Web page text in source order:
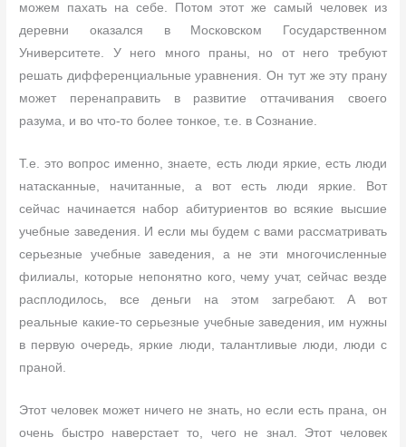
можем пахать на себе. Потом этот же самый человек из
деревни оказался в Московском Государственном
Университете. У него много праны, но от него требуют
решать дифференциальные уравнения. Он тут же эту прану
может перенаправить в развитие оттачивания своего
разума, и во что-то более тонкое, т.е. в Сознание.
Т.е. это вопрос именно, знаете, есть люди яркие, есть люди
натасканные, начитанные, а вот есть люди яркие. Вот
сейчас начинается набор абитуриентов во всякие высшие
учебные заведения. И если мы будем с вами рассматривать
серьезные учебные заведения, а не эти многочисленные
филиалы, которые непонятно кого, чему учат, сейчас везде
расплодилось, все деньги на этом загребают. А вот
реальные какие-то серьезные учебные заведения, им нужны
в первую очередь, яркие люди, талантливые люди, люди с
праной.
Этот человек может ничего не знать, но если есть прана, он
очень быстро наверстает то, чего не знал. Этот человек